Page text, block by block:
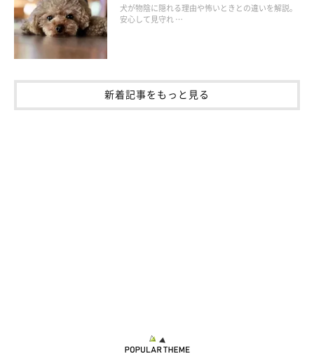
もしれません。かかりつけ医と相談しましょう」
犬が物陰に隠れる理由や怖いときとの違いを解説。
安心して見守れ …
新着記事をもっと見る